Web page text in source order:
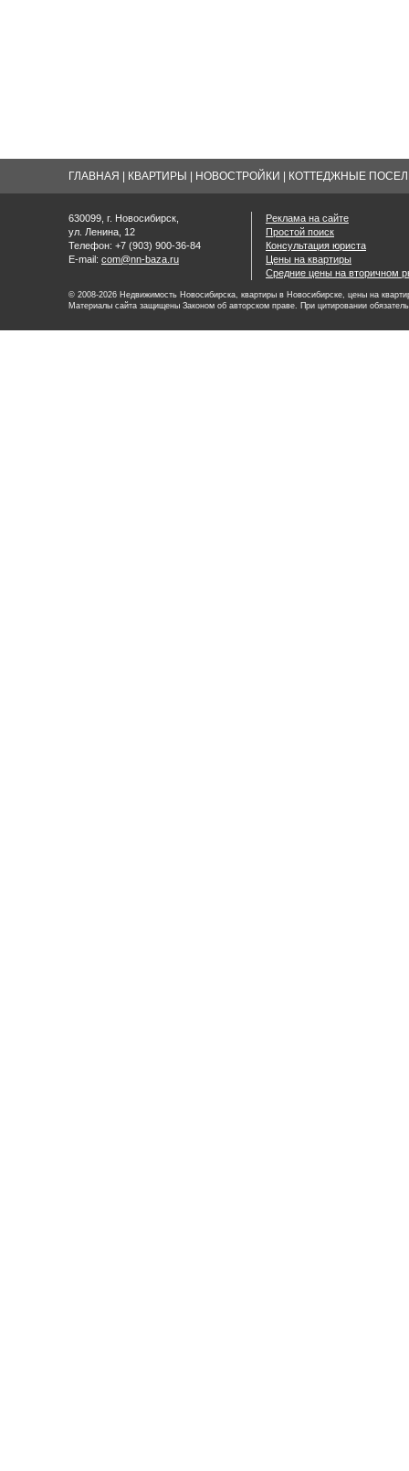
ГЛАВНАЯ КВАРТИРЫ НОВОСТРОЙКИ КОТТЕДЖНЫЕ
630099, г. Новосибирск,
ул. Ленина, 12
Телефон: +7 (903) 900-36-84
E-mail: com@nn-baza.ru
Реклама на сайте
Простой поиск
Консультация юриста
Цены на квартиры
Средние цены на вторичном
© 2008-2026 Недвижимость Новосибирска, квартиры в Новосибирске, цены на
Материалы сайта защищены Законом об авторском праве. При цитировании